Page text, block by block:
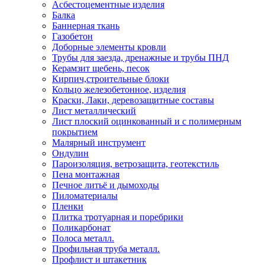
Асбестоцементные изделия
Балка
Баннерная ткань
Газобетон
Доборные элементы кровли
Трубы для заезда, дренажные и трубы ПНД
Керамзит щебень, песок
Кирпич,строительные блоки
Кольцо железобетонное, изделия
Краски, Лаки, деревозащитные составы
Лист металлический
Лист плоский оцинкованный и с полимерным
покрытием
Малярный инструмент
Ондулин
Пароизоляция, ветрозащита, геотекстиль
Пена монтажная
Печное литьё и дымоходы
Пиломатериалы
Пленки
Плитка тротуарная и поребрики
Поликарбонат
Полоса металл.
Профильная труба металл.
Профлист и штакетник